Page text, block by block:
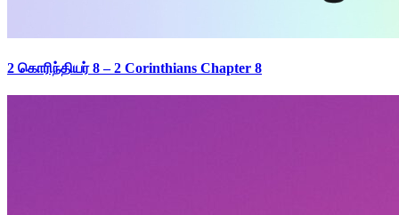
2 கொரிந்தியர் 8 – 2 Corinthians Chapter 8